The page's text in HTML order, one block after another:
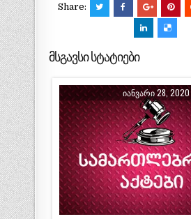
Share:
მსგავსი სტატიები
ᲘᲐᲜᲕᲐᲠᲘ 28, 2020